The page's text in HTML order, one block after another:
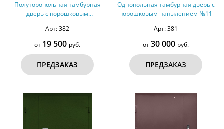
Полуторопольная тамбурная
дверь с порошковым
Арт: 382
от 19 500 руб.
ПРЕДЗАКАЗ
Однопольная тамбурная дверь с
порошковым напылением №11
Арт: 381
от30 000 руб.
ПРЕДЗАКАЗ